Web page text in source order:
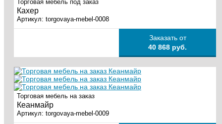
Торговая мебель под заказ
Кахер
Артикул: torgovaya-mebel-0008
Заказать от
40 868 руб.
Торговая мебель на заказ
Кеанмайр
Артикул: torgovaya-mebel-0009